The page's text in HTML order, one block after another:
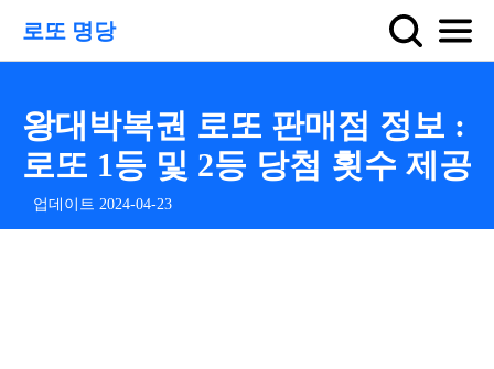
로또 명당
왕대박복권 로또 판매점 정보 :
로또 1등 및 2등 당첨 횟수 제공
업데이트 2024-04-23